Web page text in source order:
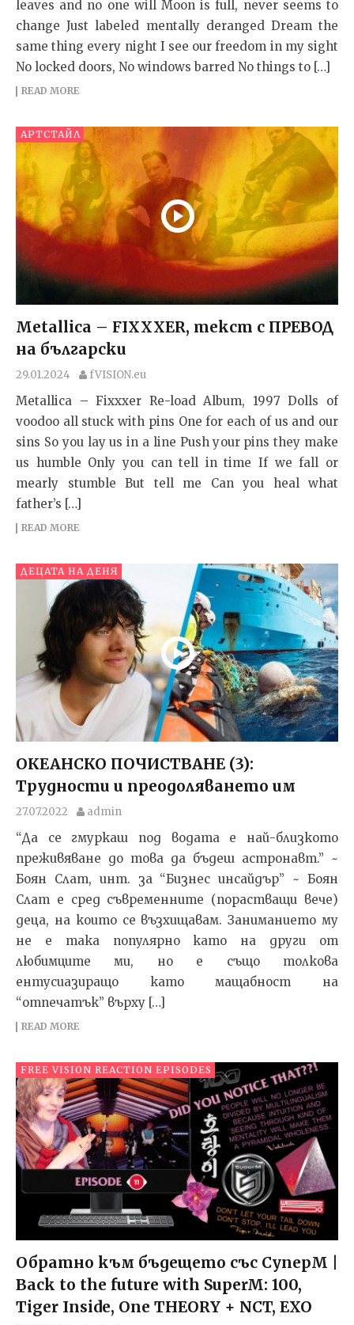
leaves and no one will Moon is full, never seems to
change Just labeled mentally deranged Dream the
same thing every night I see our freedom in my sight
No locked doors, No windows barred No things to […]
READ MORE
АРТСТАЙЛ
Metallica – FIXXXER, текст с ПРЕВОД
на български
29.01.2024 fVISION.eu
Metallica – Fixxxer Re-load Album, 1997 Dolls of
voodoo all stuck with pins One for each of us and our
sins So you lay us in a line Push your pins they make
us humble Only you can tell in time If we fall or
mearly stumble But tell me Can you heal what
father’s […]
READ MORE
ДЕЦАТА НА ДЕНЯ
ОКЕАНСКО ПОЧИСТВАНЕ (3):
Трудности и преодоляването им
27.07.2022 admin
“Да се гмуркаш под водата е най-близкото
преживяване до това да бъдеш астронавт.” ~
Боян Слат, инт. за “Бизнес инсайдър” ~ Боян
Слат е сред съвременните (порастващи вече)
деца, на които се възхищавам. Заниманието му
не е така популярно като на други от
любимците ми, но е също толкова
ентусиазиращо като мащабност на
“отпечатък” върху […]
READ MORE
FREE VISION REACTION EPISODES
Обратно към бъдещето със СуперМ |
Back to the future with SuperM: 100,
Tiger Inside, One THEORY + NCT, EXO